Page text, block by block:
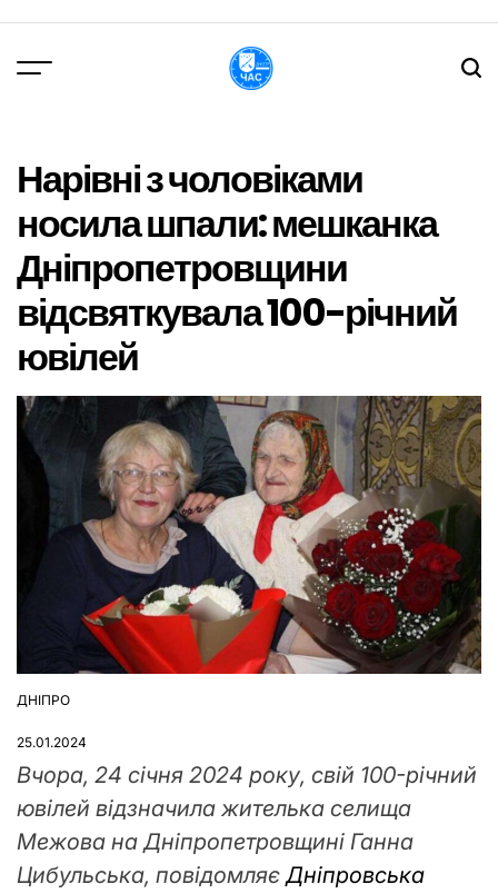
вмісту
Нарівні з чоловіками
носила шпали: мешканка
Дніпропетровщини
відсвяткувала 100-річний
ювілей
ОПУБЛІКУВАТИ
ДНІПРО
25.01.2024
Вчора, 24 січня 2024 року, свій 100-річний
ювілей відзначила жителька селища
Межова на Дніпропетровщині Ганна
Цибульська, повідомляє Дніпровська